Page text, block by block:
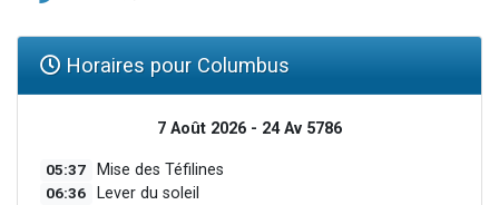
Horaires pour Columbus
7 Août 2026 - 24 Av 5786
05:37 Mise des Téfilines
06:36 Lever du soleil